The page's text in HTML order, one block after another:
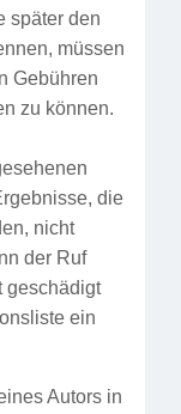
später den
müssen
Gebühren
zu können.
die
nicht
der Ruf
geschädigt
ein
Autors in